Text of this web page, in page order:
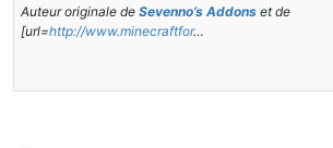
Auteur originale de Sevenno’s Addons et de
[url=http://www.minecraftfor…